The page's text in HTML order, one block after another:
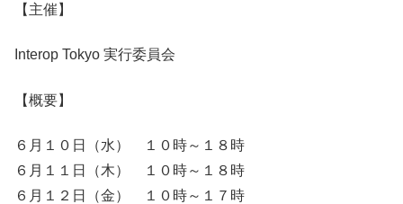
【主催】
Interop Tokyo 実行委員会
【概要】
６月１０日（水） １０時～１８時
６月１１日（木） １０時～１８時
６月１２日（金） １０時～１７時